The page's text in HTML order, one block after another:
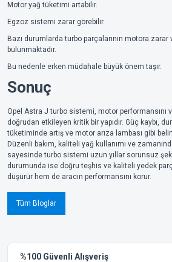
Motor yağ tüketimi artabilir.
Egzoz sistemi zarar görebilir.
Bazı durumlarda turbo parçalarının motora
bulunmaktadır.
Bu nedenle erken müdahale büyük önem taşır.
Sonuç
Opel Astra J turbo sistemi, motor performansını
doğrudan etkileyen kritik bir yapıdır. Güç kaybı,
tüketiminde artış ve motor arıza lambası gibi
Düzenli bakım, kaliteli yağ kullanımı ve
sayesinde turbo sistemi uzun yıllar sorunsuz
durumunda ise doğru teşhis ve kaliteli yedek
düşürür hem de aracın performansını korur.
Tüm Bloglar
%100 Güvenli Alışveriş